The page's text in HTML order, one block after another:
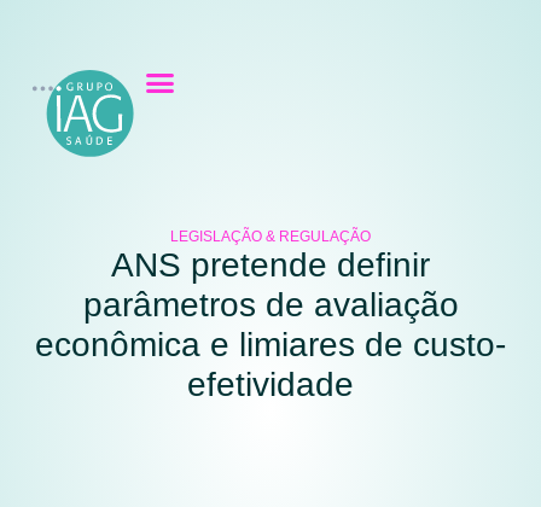
LEGISLAÇÃO & REGULAÇÃO
ANS pretende definir
parâmetros de avaliação
econômica e limiares de custo-
efetividade